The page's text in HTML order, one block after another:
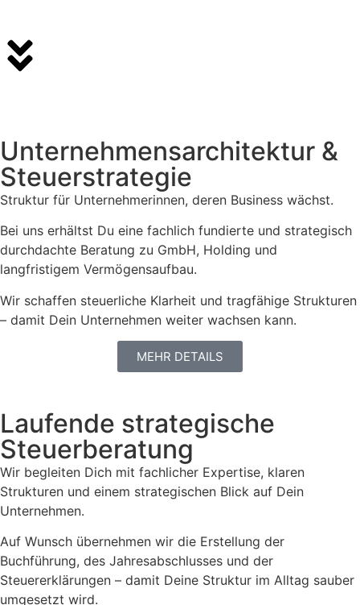
Unternehmensarchitektur &
Steuerstrategie
Struktur für Unternehmerinnen, deren Business wächst.
Bei uns erhältst Du eine fachlich fundierte und strategisch
durchdachte Beratung zu GmbH, Holding und
langfristigem Vermögensaufbau.
Wir schaffen steuerliche Klarheit und tragfähige Strukturen
– damit Dein Unternehmen weiter wachsen kann.
MEHR DETAILS
Laufende strategische
Steuerberatung
Wir begleiten Dich mit fachlicher Expertise, klaren
Strukturen und einem strategischen Blick auf Dein
Unternehmen.
Auf Wunsch übernehmen wir die Erstellung der
Buchführung, des Jahresabschlusses und der
Steuererklärungen – damit Deine Struktur im Alltag sauber
umgesetzt wird.